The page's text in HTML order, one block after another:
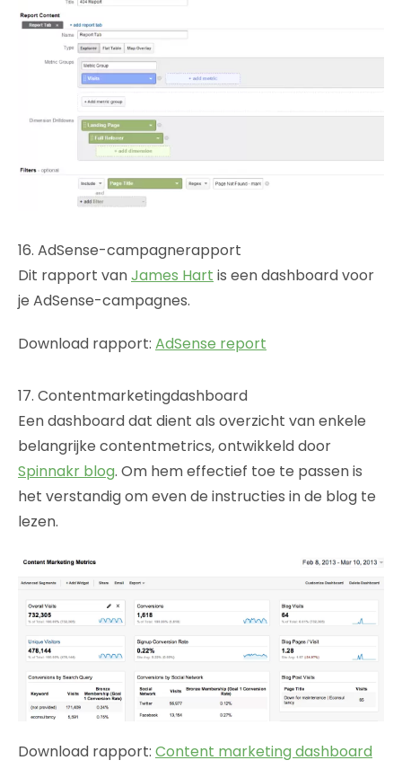
16. AdSense-campagnerapport
Dit rapport vanJames Hart is een dashboard voor
je AdSense-campagnes.
Download rapport: AdSense report
17. Contentmarketingdashboard
Een dashboard dat dient als overzicht van enkele
belangrijke contentmetrics, ontwikkeld door
Spinnakr blog. Om hem effectief toe te passen is
het verstandig om even de instructies in de blog te
lezen.
Download rapport: Content marketing dashboard